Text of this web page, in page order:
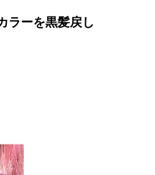
ラーを黒髪戻し